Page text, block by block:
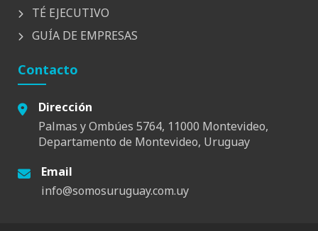
TÉ EJECUTIVO
GUÍA DE EMPRESAS
Contacto
Dirección
Palmas y Ombúes 5764, 11000 Montevideo,
Departamento de Montevideo, Uruguay
Email
info@somosuruguay.com.uy